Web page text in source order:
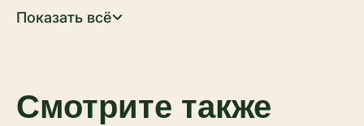
Показать всё
Смотрите также